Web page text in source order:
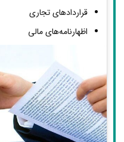
قراردادهای تجاری
اظهارنامه‌های مالی